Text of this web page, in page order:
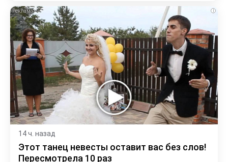
i
14 ч. назад
Этот танец невесты оставит вас без слов!
Пересмотрела 10 раз